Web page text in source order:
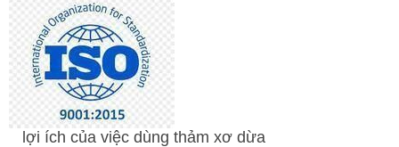
lợi ích của việc dùng thảm xơ dừa